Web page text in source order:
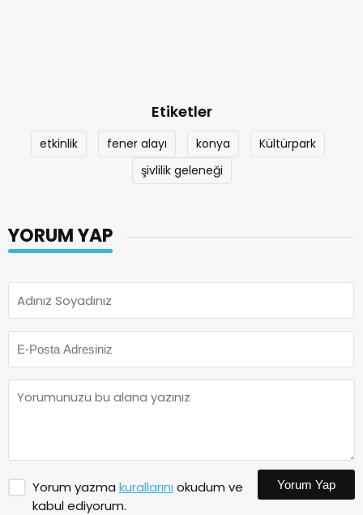
Etiketler
etkinlik fener alayı konya
Kültürpark
şivlilik geleneği
YORUM YAP
Yorum yazma kurallarını okudum ve
kabul ediyorum.
Yorum Yap